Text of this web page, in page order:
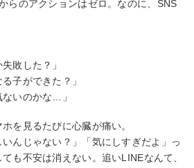
らのアクションはゼロ。なのに、SNS
敗した？」
子ができた？」
ないのかな…」
を見るたびに心臓が痛い。
んじゃない？」「気にしすぎだよ」っ
も不安は消えない。追いLINEなんて、